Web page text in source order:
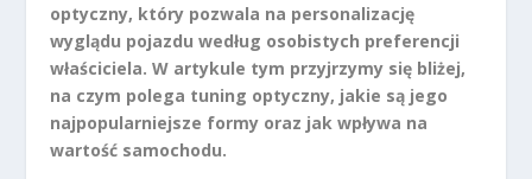
optyczny, który pozwala na personalizację
wyglądu pojazdu według osobistych preferencji
właściciela. W artykule tym przyjrzymy się bliżej,
na czym polega tuning optyczny, jakie są jego
najpopularniejsze formy oraz jak wpływa na
wartość samochodu.